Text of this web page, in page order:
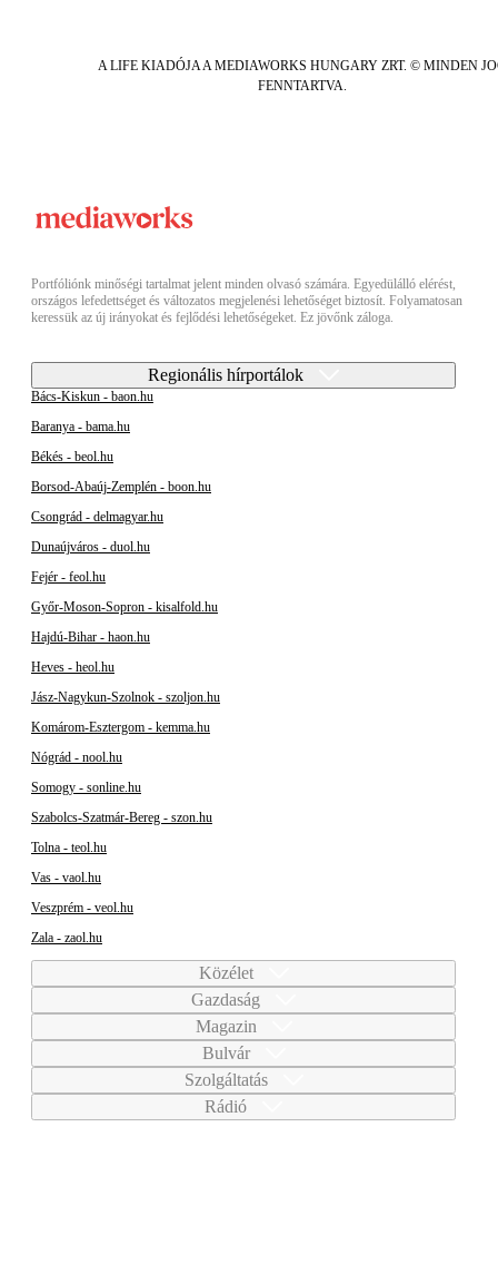
A LIFE KIADÓJA A MEDIAWORKS HUNGARY ZRT. © MINDEN
FENNTARTVA.
Portfóliónk minőségi tartalmat jelent minden olvasó számára. Egyedülálló elérést,
országos lefedettséget és változatos megjelenési lehetőséget biztosít. Folyamatosan
keressük az új irányokat és fejlődési lehetőségeket. Ez jövőnk záloga.
Regionális hírportálok
Bács-Kiskun - baon.hu
Baranya - bama.hu
Békés - beol.hu
Borsod-Abaúj-Zemplén - boon.hu
Csongrád - delmagyar.hu
Dunaújváros - duol.hu
Fejér - feol.hu
Győr-Moson-Sopron - kisalfold.hu
Hajdú-Bihar - haon.hu
Heves - heol.hu
Jász-Nagykun-Szolnok - szoljon.hu
Komárom-Esztergom - kemma.hu
Nógrád - nool.hu
Somogy - sonline.hu
Szabolcs-Szatmár-Bereg - szon.hu
Tolna - teol.hu
Vas - vaol.hu
Veszprém - veol.hu
Zala - zaol.hu
Közélet
Gazdaság
Magazin
Bulvár
Szolgáltatás
Rádió